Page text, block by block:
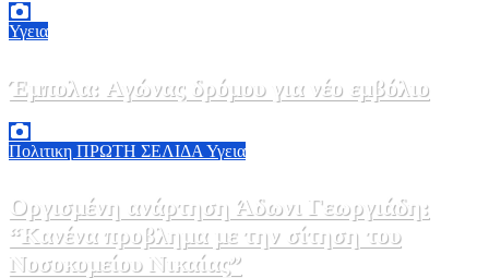
Υγεια
Έμπολα: Αγώνας δρόμου για νέο εμβόλιο
Πολιτικη ΠΡΩΤΗ ΣΕΛΙΔΑ Υγεια
Οργισμένη ανάρτηση Άδωνι Γεωργιάδη:
“Κανένα προβλημα με την σίτηση του
Νοσοκομείου Νικαίας”